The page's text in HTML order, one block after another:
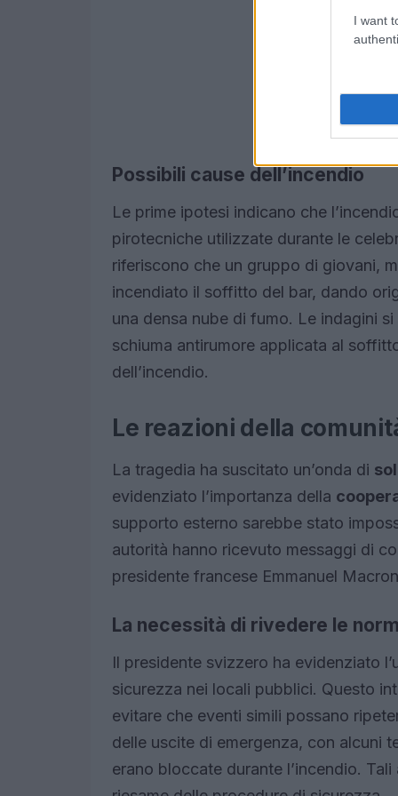
I want
Possibili cause dell’incendio
Le prime ipotesi indicano che
pirotecniche utilizzate durante le
riferiscono che un gruppo di giovani,
incendiato il soffitto del bar, dando
una densa nube di fumo. Le indagini
schiuma antirumore applicata al
dell’incendio.
Le reazioni della
La tragedia ha suscitato un’onda di
evidenziato l’importanza della
supporto esterno sarebbe stato
autorità hanno ricevuto messaggi di
presidente francese Emmanuel
La necessità di rivedere le
Il presidente svizzero ha evidenziato
sicurezza nei locali pubblici. Questo
evitare che eventi simili possano
delle uscite di emergenza, con alcuni
erano bloccate durante l’incendio.